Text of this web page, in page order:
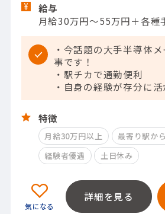
給与
月給30万円～55万円＋各種
・今話題の大手半導体
事です！
・駅チカで通勤便利
・自身の経験が存分に
特徴
月給30万円以上
最寄り駅か
経験者優遇
土日休み
詳細を見る